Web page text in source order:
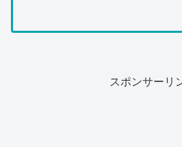
スポンサーリ